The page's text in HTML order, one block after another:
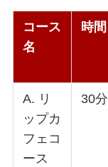
コース
名
時間
A. リ
ップカ
フェコ
ース
30分